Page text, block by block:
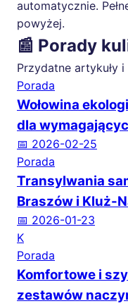
automatycznie.
powyżej.
📰 Porady
Przydatne artykuły
Porada
Wołowina
dla
📅 2026-02-25
Porada
Transylwania
Braszów i Kluż-
📅 2026-01-23
K
Porada
Komfortowe i
zestawów